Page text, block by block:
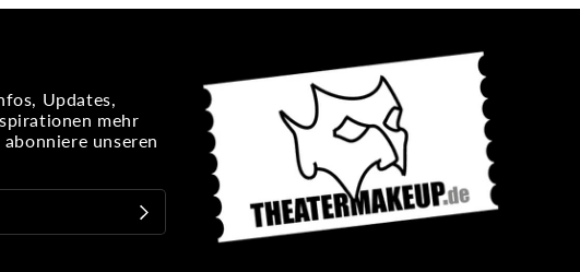
Updates,
mehr
unseren